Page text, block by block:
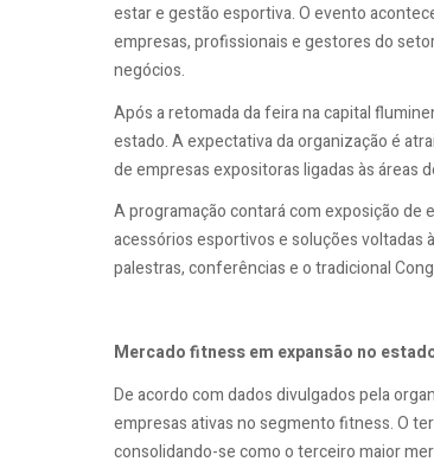
estar e gestão esportiva. O evento
empresas, profissionais e gestores do
negócios.
Após a retomada da feira na capital
estado. A expectativa da organização é
de empresas expositoras ligadas às áreas
A programação contará com exposição
acessórios esportivos e soluções voltadas
palestras, conferências e o tradicional
Mercado fitness em expansão no
De acordo com dados divulgados pela
empresas ativas no segmento fitness. O
consolidando-se como o terceiro maior